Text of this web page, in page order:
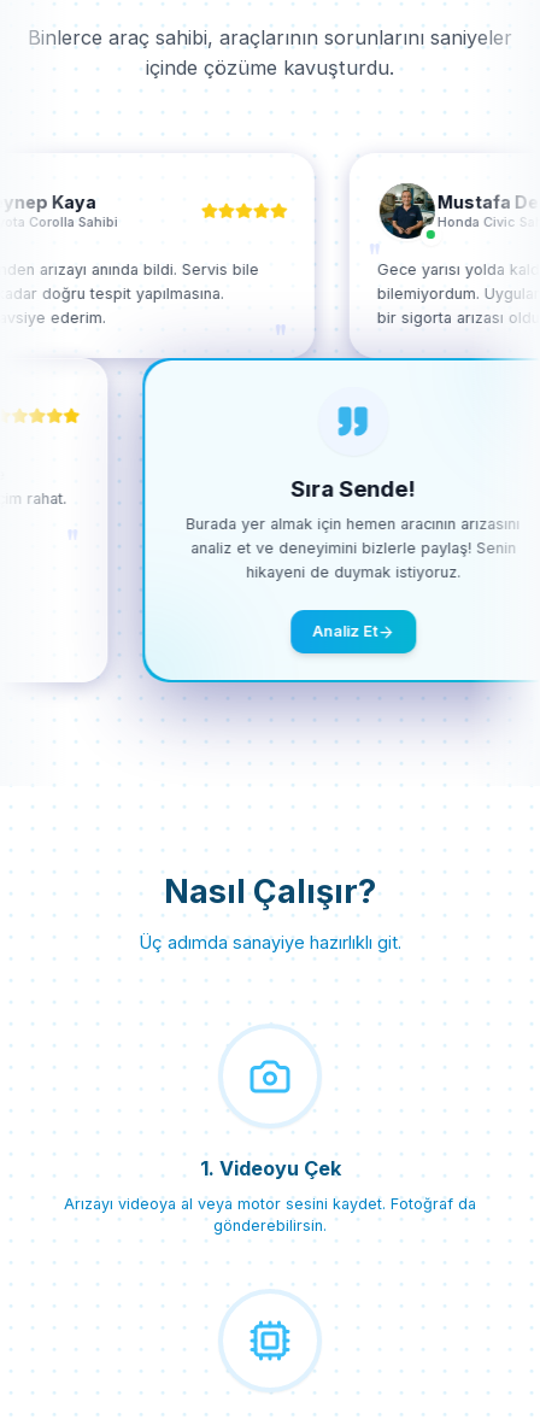
Binlerce araç sahibi, araçlarının sorunlarını saniyeler
içinde çözüme kavuşturdu.
Kaya
Sahibi
anında bildi. Servis bile
doğru tespit yapılmasına.
ederim.
"
Mustafa Demir
Honda Civic Sahibi
Gece yarısı yolda kaldım,
bilemiyordum. Uygulama
bir sigorta arızası
içim rahat.
Sıra Sende!
Burada yer almak için hemen aracının
analiz et ve deneyimini bizlerle paylaş!
hikayeni de duymak istiyoruz.
Analiz Et
Nasıl Çalışır?
Üç adımda sanayiye hazırlıklı git.
1. Videoyu Çek
Arızayı videoya al veya motor sesini kaydet. Fotoğraf da
gönderebilirsin.